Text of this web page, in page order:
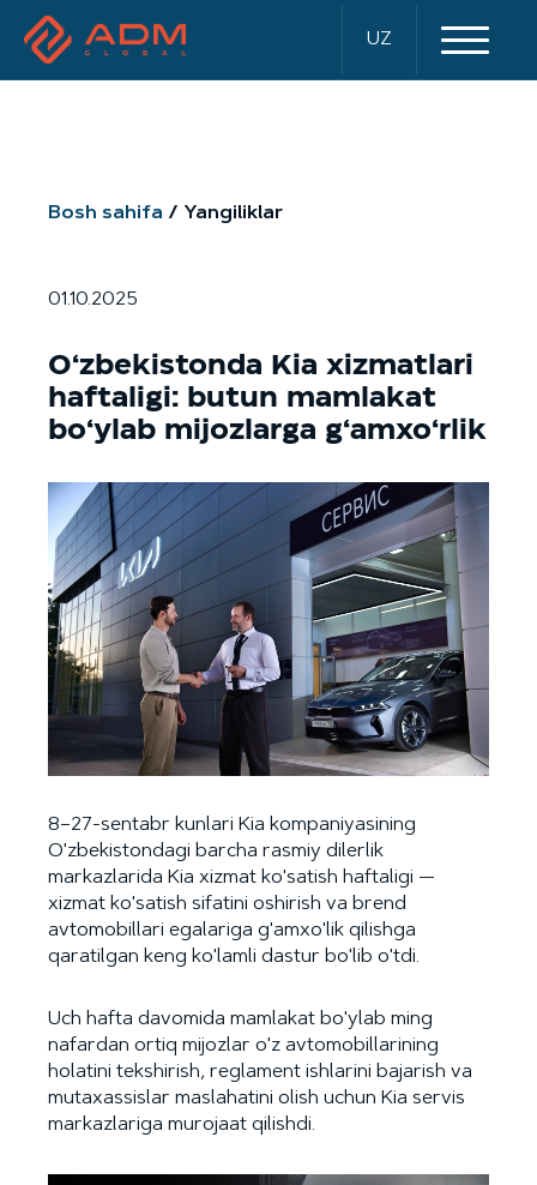
UZ
Bosh sahifa Yangiliklar
01.10.2025
O‘zbekistonda Kia xizmatlari
haftaligi: butun mamlakat
bo‘ylab mijozlarga g‘amxo‘rlik
8–27-sentabr kunlari Kia kompaniyasining
O'zbekistondagi barcha rasmiy dilerlik
markazlarida Kia xizmat ko'satish haftaligi —
xizmat ko'satish sifatini oshirish va brend
avtomobillari egalariga g'amxo'lik qilishga
qaratilgan keng ko'lamli dastur bo'lib o'tdi.
Uch hafta davomida mamlakat bo'ylab ming
nafardan ortiq mijozlar o'z avtomobillarining
holatini tekshirish, reglament ishlarini bajarish va
mutaxassislar maslahatini olish uchun Kia servis
markazlariga murojaat qilishdi.